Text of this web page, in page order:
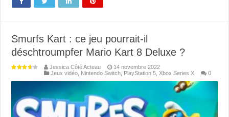
Smurfs Kart : ce jeu pourrait-il
déschtroumpfer Mario Kart 8 Deluxe ?
Jessica Côté Acteau
14 novembre 2022
Jeux vidéo Nintendo Switch PlayStation 5 ,Xbox Series X 0